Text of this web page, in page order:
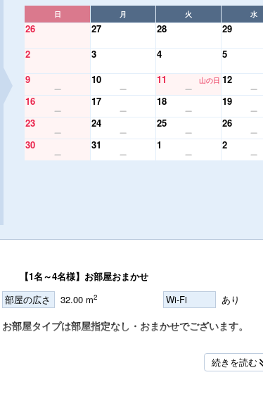
日 月 火 水
26 27 28 29
2
3 4 5
9
10 11 山の日 12
16
17 18 19
23
24 25 26
30
31 1 2
【1名～4名様】お部屋おまかせ
部屋の広さ
32.00 m2 Wi-Fi あり
お部屋タイプは部屋指定なし・おまかせでございます。
続きを読む